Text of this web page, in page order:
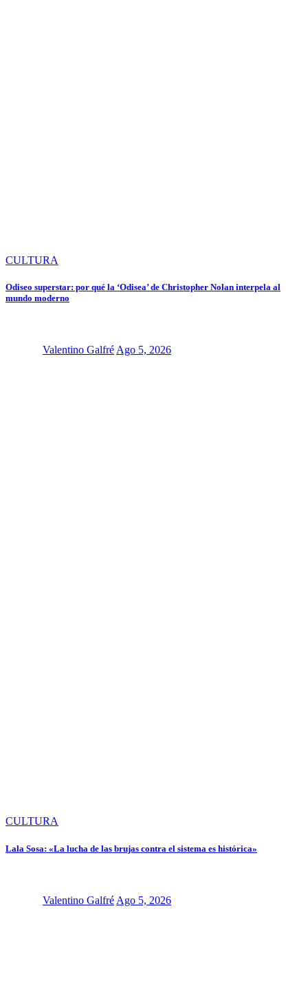
CULTURA
Odiseo superstar: por qué la ‘Odisea’ de Christopher Nolan interpela al
mundo moderno
Valentino Galfré Ago 5, 2026
CULTURA
Lala Sosa: «La lucha de las brujas contra el sistema es histórica»
Valentino Galfré Ago 5, 2026